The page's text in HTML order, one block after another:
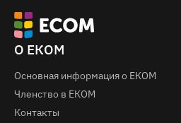
О ЕКОМ
Основная информация о EКOM
Членство в ЕКОМ
Контакты